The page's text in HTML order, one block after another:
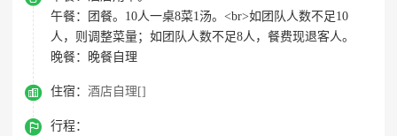
午餐：
团餐。10人一桌8菜1汤。<br>如团队人数不足10
人，则调整菜量；如团队人数不足8人，餐费现退客人。
晚餐：
晚餐自理
 住宿： 酒店自理[]

行程：